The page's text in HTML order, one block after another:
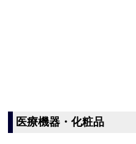
医療機器・化粧品